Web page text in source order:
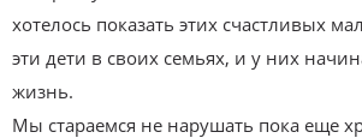
хотелось показать этих счастливых
эти дети в своих семьях, и у них
жизнь.
Мы стараемся не нарушать пока еще